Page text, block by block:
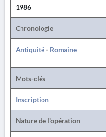
1986
Chronologie
Antiquité- Romaine
Mots-clés
Inscription
Nature de l'opération